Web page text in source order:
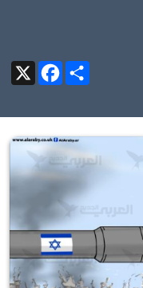
X
FacebookShare